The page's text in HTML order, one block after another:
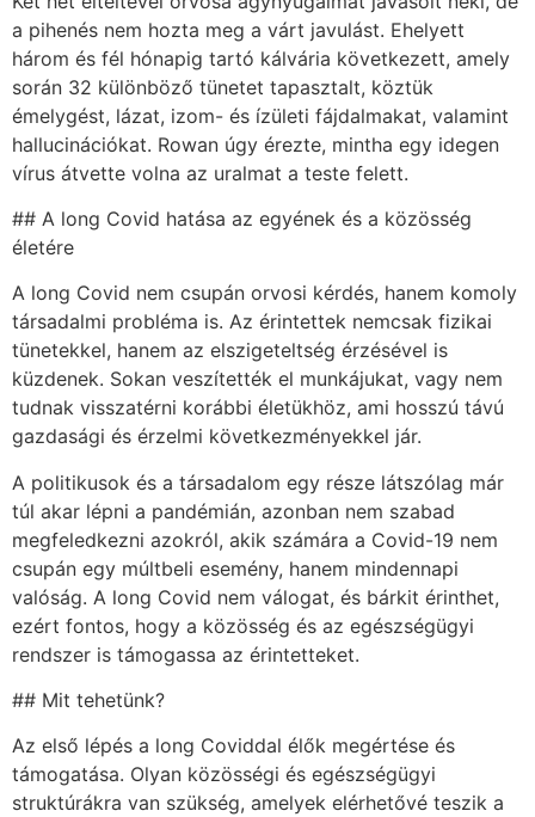
a pihenés nem hozta meg a várt javulást. Ehelyett
három és fél hónapig tartó kálvária következett, amely
során 32 különböző tünetet tapasztalt, köztük
émelygést, lázat, izom- és ízületi fájdalmakat, valamint
hallucinációkat. Rowan úgy érezte, mintha egy idegen
vírus átvette volna az uralmat a teste felett.
## A long Covid hatása az egyének és a közösség
életére
A long Covid nem csupán orvosi kérdés, hanem komoly
társadalmi probléma is. Az érintettek nemcsak fizikai
tünetekkel, hanem az elszigeteltség érzésével is
küzdenek. Sokan veszítették el munkájukat, vagy nem
tudnak visszatérni korábbi életükhöz, ami hosszú távú
gazdasági és érzelmi következményekkel jár.
A politikusok és a társadalom egy része látszólag már
túl akar lépni a pandémián, azonban nem szabad
megfeledkezni azokról, akik számára a Covid-19 nem
csupán egy múltbeli esemény, hanem mindennapi
valóság. A long Covid nem válogat, és bárkit érinthet,
ezért fontos, hogy a közösség és az egészségügyi
rendszer is támogassa az érintetteket.
## Mit tehetünk?
Az első lépés a long Coviddal élők megértése és
támogatása. Olyan közösségi és egészségügyi
struktúrákra van szükség, amelyek elérhetővé teszik a